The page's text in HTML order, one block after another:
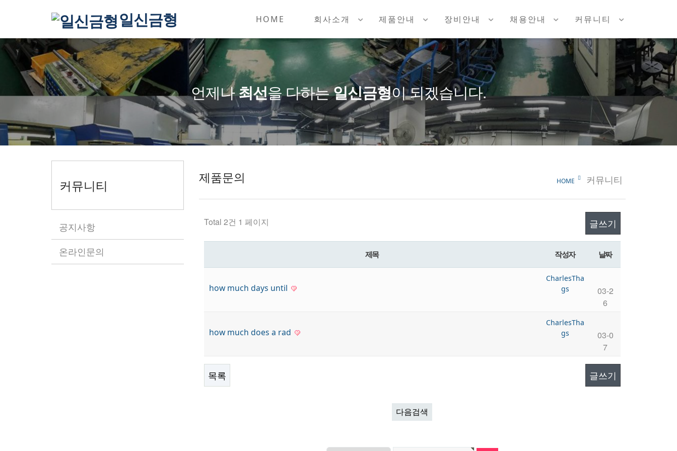
일신금형 HOME 회사소개 제품안내 장비안내 채용안내 커뮤니티
언제나최선을 다하는일신금형이 되겠습니다.
커뮤니티
공지사항
온라인문의
제품문의 HOME 커뮤니티
Total 2건 1 페이지 글쓰기
제목 작성자 날짜
how much days until
CharlesTh
ags
03-2
6
how much does a rad
CharlesTh
ags
03-0
7
목록 글쓰기
다음검색